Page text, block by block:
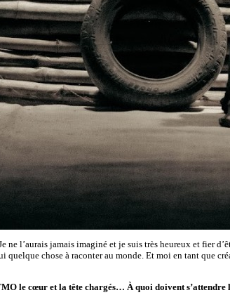
ne l’aurais jamais imaginé et je suis très heureux et fier
quelque chose à raconter au monde. Et moi en tant que
le cœur et la tête chargés… À quoi doivent s’attendre